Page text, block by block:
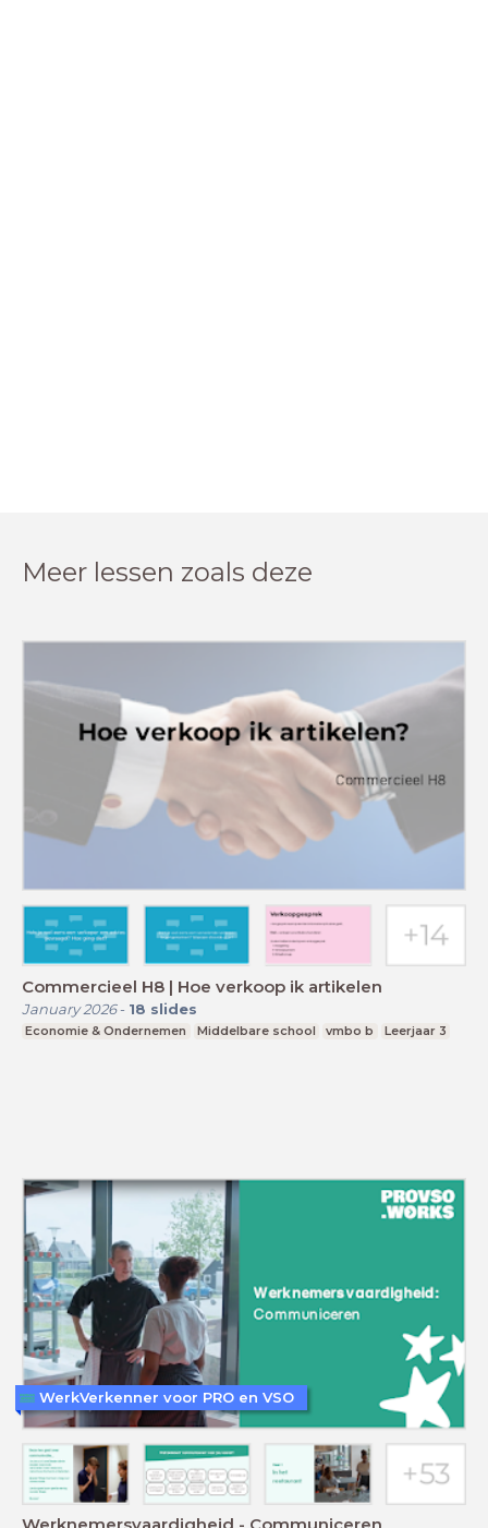
Meer lessen zoals deze
Commercieel H8 | Hoe verkoop ik artikelen
January 2026- 18 slides
Economie & Ondernemen Middelbare school vmbo b Leerjaar 3
WerkVerkenner voor PRO en VSO